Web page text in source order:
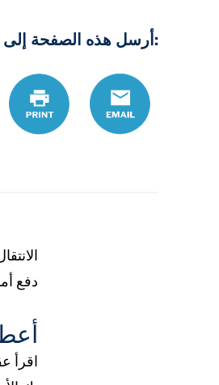
:أرسل هذه الصفحة إلى
Email
Print
دفع
اقرأ